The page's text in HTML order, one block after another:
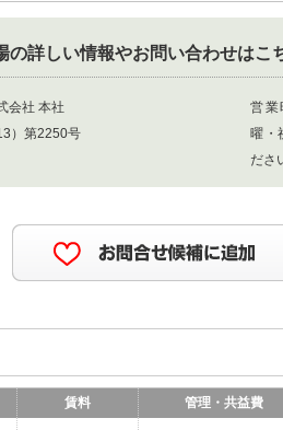
の詳しい情報やお問い合わせはこ
会社 本社
）第2250号
営業
曜・
ださ
賃料 管理・共益費